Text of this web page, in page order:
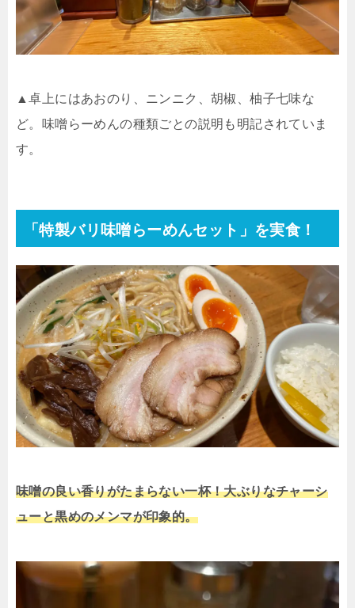
▲卓上にはあおのり、ニンニク、胡椒、柚子七味な
ど。味噌らーめんの種類ごとの説明も明記されていま
す。
「特製バリ味噌らーめんセット」を実食！
味噌の良い香りがたまらない一杯！大ぶりなチャーシ
ューと黒めのメンマが印象的。